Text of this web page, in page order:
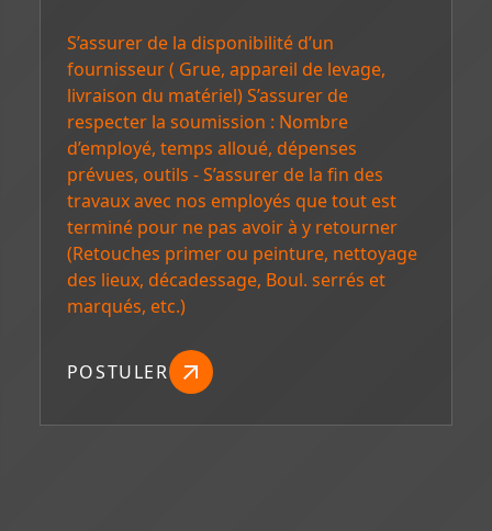
S’assurer de la disponibilité d’un
fournisseur ( Grue, appareil de levage,
livraison du matériel) S’assurer de
respecter la soumission : Nombre
d’employé, temps alloué, dépenses
prévues, outils - S’assurer de la fin des
travaux avec nos employés que tout est
terminé pour ne pas avoir à y retourner
(Retouches primer ou peinture, nettoyage
des lieux, décadessage, Boul. serrés et
marqués, etc.)
POSTULER